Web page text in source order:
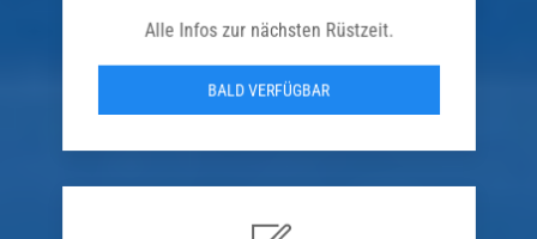
Alle Infos zur nächsten Rüstzeit.
BALD VERFÜGBAR